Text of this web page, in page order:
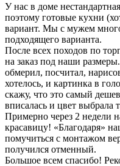
У нас в доме
поэтому готовые кухни
вариант. Мы с мужем
подходящего варианта.
После всех походов по
на заказ под наши
обмерил, посчитал,
хотелось, и картинка в
скажу, что это самый
вписалась и цвет выбрала
Примерно через 2 недели
красавицу! «Благодаря»
помучиться с монтажом
получился отменный.
Большое всем спасибо!